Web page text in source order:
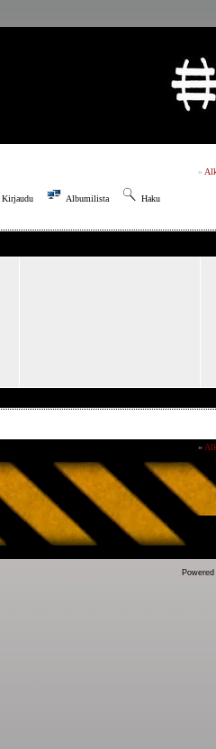
»
Kirjaudu Albumilista Haku
»